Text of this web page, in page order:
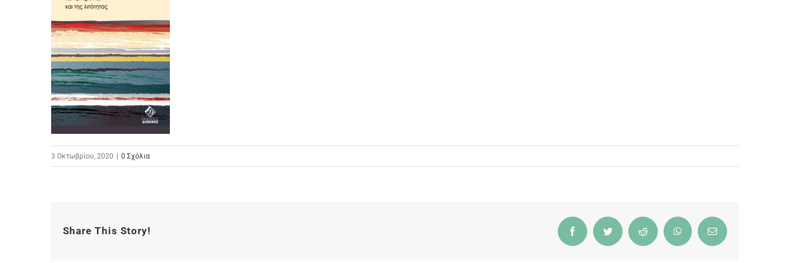
3 Οκτωβρίου, 2020 0 Σχόλια
Share This Story! FacebookTwitter Reddit WhatsAppEmail